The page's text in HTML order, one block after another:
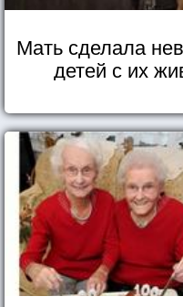
Мать сделала
детей с их